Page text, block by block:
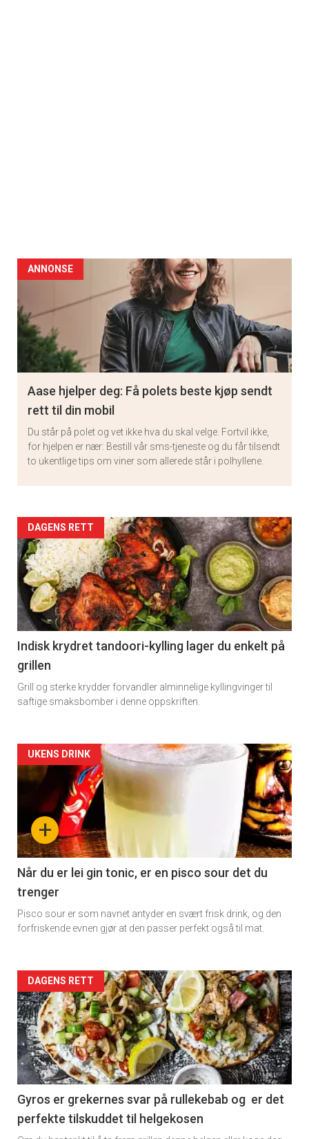
ANNONSE
Aase hjelper deg: Få polets beste kjøp sendt
rett til din mobil
Du står på polet og vet ikke hva du skal velge. Fortvil ikke,
for hjelpen er nær: Bestill vår sms-tjeneste og du får tilsendt
to ukentlige tips om viner som allerede står i polhyllene.
Artikler
detail
-
section
11
DAGENS RETT
Indisk krydret tandoori-kylling lager du enkelt på
grillen
Grill og sterke krydder forvandler alminnelige kyllingvinger til
saftige smaksbomber i denne oppskriften.
Artikler
detail
section
11
Dagens
rett
+
UKENS DRINK
Når du er lei gin tonic, er en pisco sour det du
trenger
Pisco sour er som navnet antyder en svært frisk drink, og den
forfriskende evnen gjør at den passer perfekt også til mat.
Artikler
detail
-
section
11
Dagens
DAGENS RETT
Gyros er grekernes svar på rullekebab og er det
perfekte tilskuddet til helgekosen